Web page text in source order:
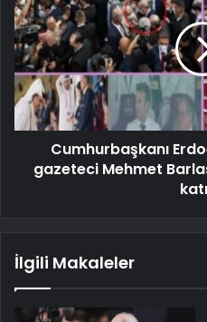
Cumhurbaşkanı
gazeteci Mehmet
İlgili Makaleler